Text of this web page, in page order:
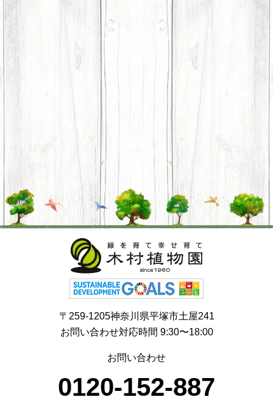
〒259-1205神奈川県平塚市土屋241
お問い合わせ対応時間 9:30〜18:00
お問い合わせ
0120-152-887